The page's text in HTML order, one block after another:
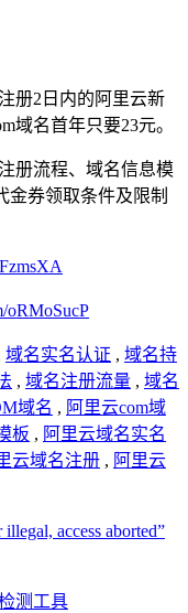
册2日内的阿里云新
域名首年只要23元。
册流程、域名信息模
金券领取条件及限制
oRMoSucP
域名实名认证 , 域名持
, 域名注册流量 , 域名
域名 , 阿里云com域
板 , 阿里云域名实名
云域名注册 , 阿里云
access aborted”
测工具